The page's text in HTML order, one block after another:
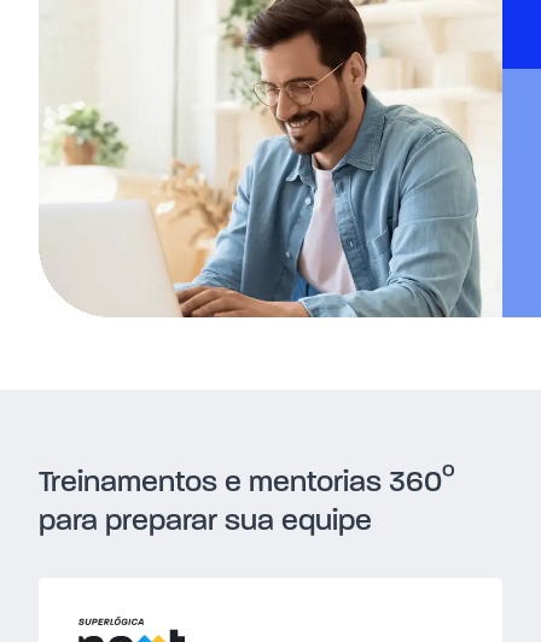
Treinamentos e mentorias 360º
para preparar sua equipe
Superlógica Next